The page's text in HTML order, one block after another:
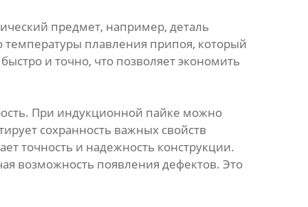
предмет, например, деталь
температуры плавления припоя, который
и точно, что позволяет экономить
При индукционной пайке можно
сохранность важных свойств
точность и надежность конструкции.
возможность появления дефектов. Это